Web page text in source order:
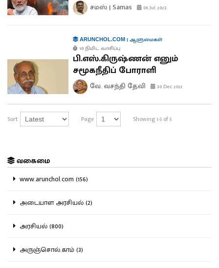
சமஸ் | Samas 06 Jul 2023
ARUNCHOL.COM| ஆளுமைகள்
10 நிமிட வாசிப்பு
பி.எஸ்.கிருஷ்ணன் எனும்
சமூகநீதிப் போராளி
வே. வசந்தி தேவி 30 Dec 2021
Sort Page Showing 1-5 of 5
வகைமை
www.arunchol.com (156)
அடையாள அரசியல் (2)
அரசியல் (800)
அருஞ்சொல்.காம் (3)